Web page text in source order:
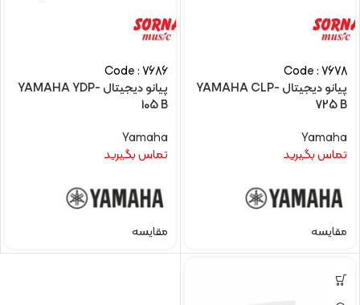
Code : 7678
پیانو دیجیتال YAMAHA CLP-
725 B
Yamaha
تماس بگیرید
مقایسه
Code : 7686
پیانو دیجیتال YAMAHA YDP-
105 B
Yamaha
تماس بگیرید
مقایسه